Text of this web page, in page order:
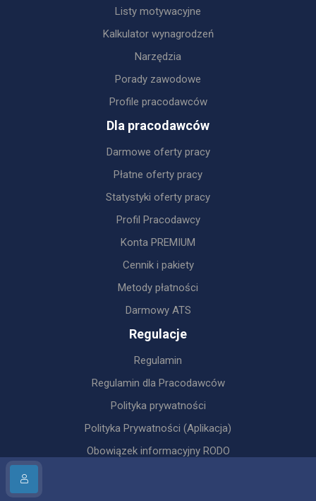
Listy motywacyjne
Kalkulator wynagrodzeń
Narzędzia
Porady zawodowe
Profile pracodawców
Dla pracodawców
Darmowe oferty pracy
Płatne oferty pracy
Statystyki oferty pracy
Profil Pracodawcy
Konta PREMIUM
Cennik i pakiety
Metody płatności
Darmowy ATS
Regulacje
Regulamin
Regulamin dla Pracodawców
Polityka prywatności
Polityka Prywatności (Aplikacja)
Obowiązek informacyjny RODO